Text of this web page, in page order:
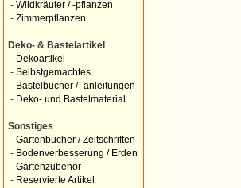
- Wildkräuter / -pflanzen
- Zimmerpflanzen
Deko- & Bastelartikel
- Dekoartikel
- Selbstgemachtes
- Bastelbücher / -anleitungen
- Deko- und Bastelmaterial
Sonstiges
- Gartenbücher / Zeitschriften
- Bodenverbesserung / Erden
- Gartenzubehör
- Reservierte Artikel